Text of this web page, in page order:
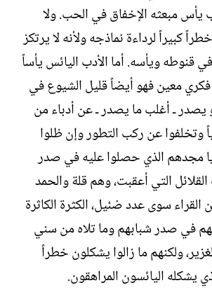
يأس مبعثه الإخفاق في الحب. ولا
كبيراً لرداءة نماذجه ولأنه لا يرتكز
قنوطه ويأسه. أما الأدب اليائس يأساً
معين فهو أيضاً قليل الشيوع في
يصدر ـ أغلب ما يصدر ـ عن أدباء من
وتخلفوا عن ركب التطور وإن ظلوا
مجدهم الذي حصلوا عليه في صدر
التي أعقبت، وهم قلة والحمد
القراء سوى عدد ضئيل، الكثرة الكاثرة
في صدر شبابهم وما تلاه من سني
ولكنهم ما زالوا يشكلون خطراً
يشكله اليائسون المراهقون.‏